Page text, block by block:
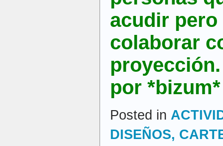
acudir pero
colaborar
por
Posted in
DISEÑOS,